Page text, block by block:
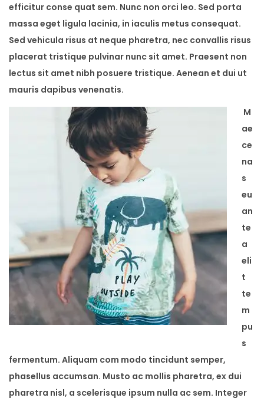
efficitur conse quat sem. Nunc non orci leo. Sed porta
massa eget ligula lacinia, in iaculis metus consequat.
Sed vehicula risus at neque pharetra, nec convallis risus
placerat tristique pulvinar nunc sit amet. Praesent non
lectus sit amet nibh posuere tristique. Aenean et dui ut
mauris dapibus venenatis.
M
ae
ce
na
s
eu
an
te
a
eli
t
te
m
pu
s
fermentum. Aliquam com modo tincidunt semper,
phasellus accumsan. Musto ac mollis pharetra, ex dui
pharetra nisl, a scelerisque ipsum nulla ac sem. Integer